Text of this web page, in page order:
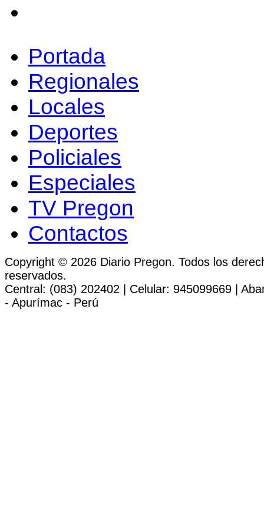
Portada
Regionales
Locales
Deportes
Policiales
Especiales
TV Pregon
Contactos
Copyright © 2026 Diario Pregon. Todos los
reservados.
Central: (083) 202402 | Celular: 945099669 |
- Apurímac - Perú